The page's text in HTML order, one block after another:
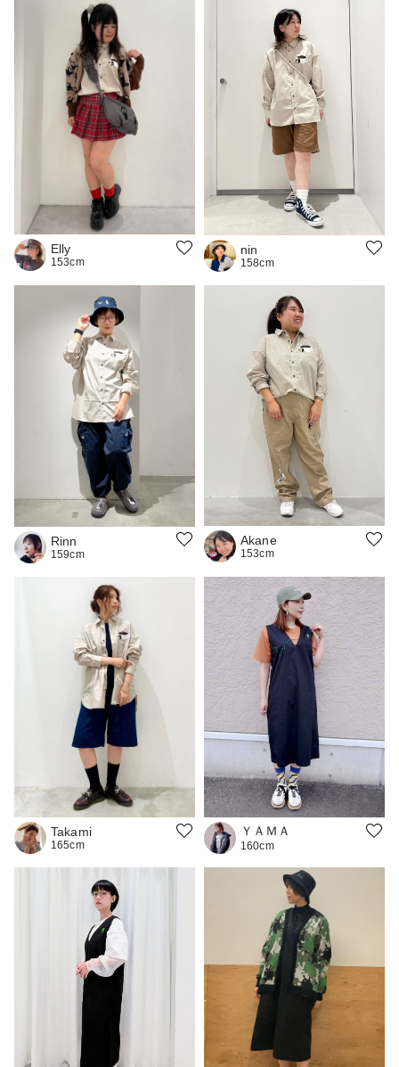
Elly
153cm
nin
158cm
Rinn
159cm
Akane
153cm
Takami
165cm
ＹＡＭＡ
160cm